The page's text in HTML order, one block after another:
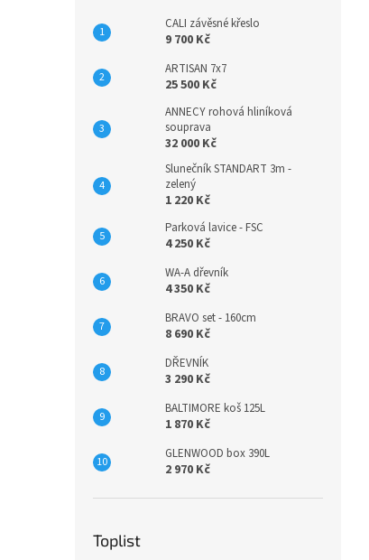
CALI závěsné křeslo
9 700 Kč
ARTISAN 7x7
25 500 Kč
ANNECY rohová hliníková
souprava
32 000 Kč
Slunečník STANDART 3m -
zelený
1 220 Kč
Parková lavice - FSC
4 250 Kč
WA-A dřevník
4 350 Kč
BRAVO set - 160cm
8 690 Kč
DŘEVNÍK
3 290 Kč
BALTIMORE koš 125L
1 870 Kč
GLENWOOD box 390L
2 970 Kč
Toplist